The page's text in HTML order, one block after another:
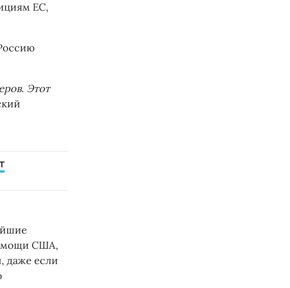
ЕС,
Этот
США,
даже если